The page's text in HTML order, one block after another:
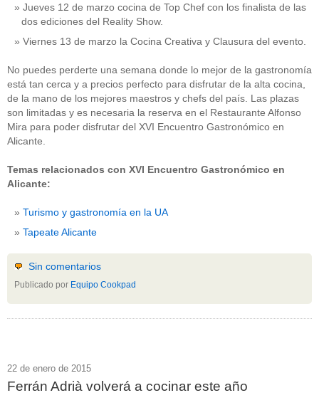
Jueves 12 de marzo cocina de Top Chef con los finalista de las
dos ediciones del Reality Show.
Viernes 13 de marzo la Cocina Creativa y Clausura del evento.
No puedes perderte una semana donde lo mejor de la gastronomía
está tan cerca y a precios perfecto para disfrutar de la alta cocina,
de la mano de los mejores maestros y chefs del país. Las plazas
son limitadas y es necesaria la reserva en el Restaurante Alfonso
Mira para poder disfrutar del XVI Encuentro Gastronómico en
Alicante.
Temas relacionados con XVI Encuentro Gastronómico en
Alicante:
Turismo y gastronomía en la UA
Tapeate Alicante
Sin comentarios
Publicado por Equipo Cookpad
22 de enero de 2015
Ferrán Adrià volverá a cocinar este año